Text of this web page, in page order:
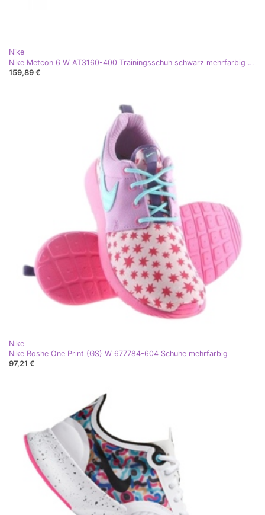
Nike
Nike Metcon 6 W AT3160-400 Trainingsschuh schwarz mehrfarbig grün
159,89 €
Nike
Nike Roshe One Print (GS) W 677784-604 Schuhe mehrfarbig
97,21 €